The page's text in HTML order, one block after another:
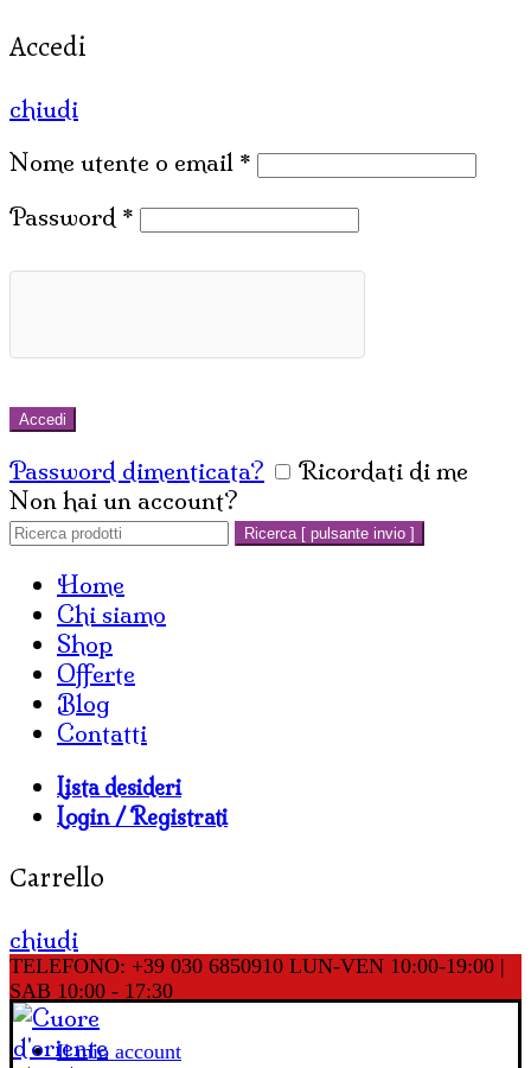
Accedi
chiudi
Nome utente o email *
Password *
Accedi
Password dimenticata?
Ricordati di me
Non hai un account?
Cerca:
Ricerca [ pulsante invio ]
Home
Chi siamo
Shop
Offerte
Blog
Contatti
Lista desideri
Login / Registrati
Carrello
chiudi
TELEFONO: +39 030 6850910 LUN-VEN 10:00-19:00 |
SAB 10:00 - 17:30
Il mio account